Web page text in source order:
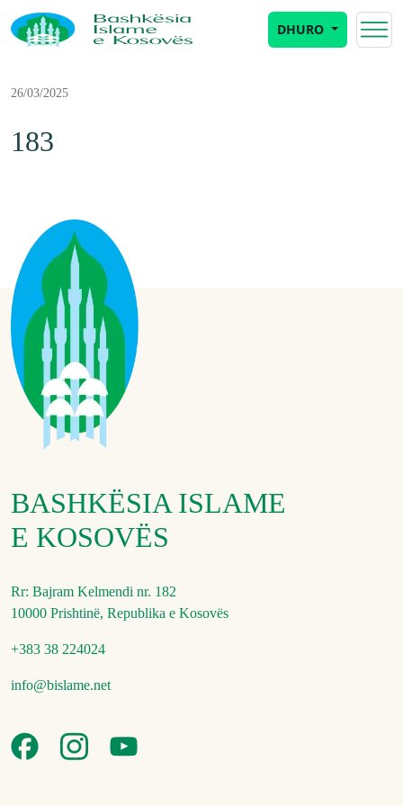
DHURO
26/03/2025
183
BASHKËSIA ISLAME
E KOSOVËS
Rr: Bajram Kelmendi nr. 182
10000 Prishtinë, Republika e Kosovës
+383 38 224024
info@bislame.net